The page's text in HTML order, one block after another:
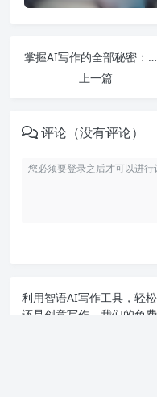
掌握AI写作的全部秘密：从智能助手到免费的写作神器，你只需一键生成精彩内容！
上一篇
评论（没有评论）
利用智语AI写作工具，轻
还是创意写作，我们的免